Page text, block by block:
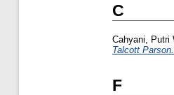
C
Cahyani, Putri
Talcott Parson.
F